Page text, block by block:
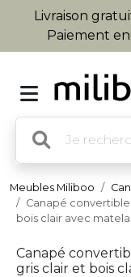
Livraison
Paiement en
Meubles Miliboo
Canapé
bois clair avec
Canapé
gris clair et bois